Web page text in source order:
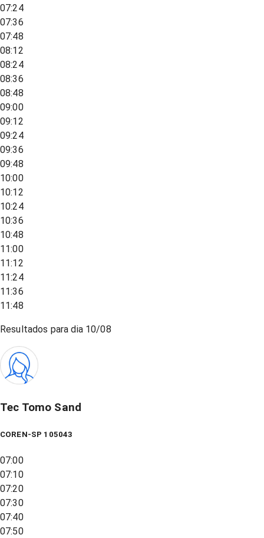
07:24
07:36
07:48
08:12
08:24
08:36
08:48
09:00
09:12
09:24
09:36
09:48
10:00
10:12
10:24
10:36
10:48
11:00
11:12
11:24
11:36
11:48
Resultados para dia 10/08
Tec Tomo Sand
COREN-SP 105043
07:00
07:10
07:20
07:30
07:40
07:50